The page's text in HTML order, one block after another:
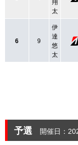
翔
太
6 9
伊
達
悠
太
予選 開催日：